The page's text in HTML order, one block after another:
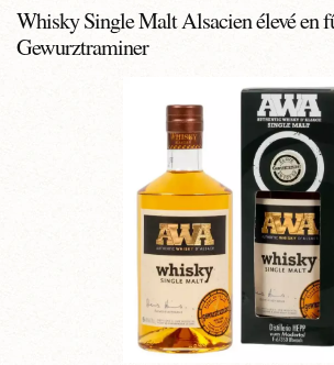
Whisky Single Malt Alsacien élevé en
Gewurztraminer